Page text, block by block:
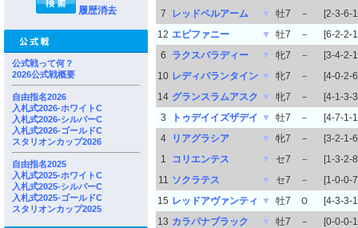
履歴消去
公式戦って何？
2026公式戦概要
自由指名2026
入札式2026-ホワイトC
入札式2026-シルバーC
入札式2026-ゴールドC
スタリオンカップ2026
自由指名2025
入札式2025-ホワイトC
入札式2025-シルバーC
入札式2025-ゴールドC
スタリオンカップ2025
7
レッドベルアーム ▼ 牡7 －
[2-3-6-
12 エピファニー ▼ 牡7 －
[6-2-2-
6
ラクスバラディー ▼ 牝7 －
[3-4-2-
10 レディバランタイン ▼ 牝7 －
[4-0-2-
14 グランスラムアスク ▼ 牝7 －
[4-1-3-
3
トゥデイイズザデイ ▼ 牡7 －
[4-7-1-
4
リアグラシア ▼ 牝7 －
[3-2-1-
1
コリエンテス ▼ セ7 －
[1-3-2-
11 ソクラテス ▼ セ7 －
[1-0-0-
15 レッドアヴァンティ ▼ 牡7 Ｏ
[4-3-3-
13 カラパナブラック ▼ 牡7 － [0-0-0-